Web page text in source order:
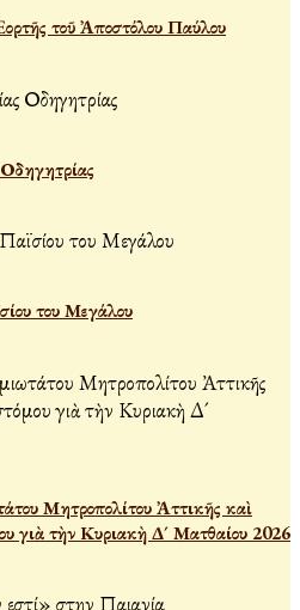
τοῦ Ἀποστόλου Παύλου
του Μεγάλου
Μητροπολίτου Ἀττικῆς καὶ
γιὰ τὴν Κυριακὴ Δ´ Ματθαίου 2026